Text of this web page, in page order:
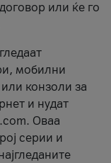
или ќе го
мобилни
конзоли за
и нудат
Оваа
серии и